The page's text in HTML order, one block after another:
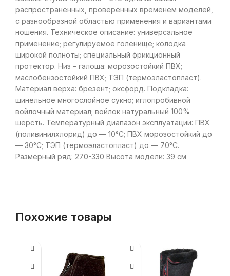
распространенных, проверенных временем моделей,
с разнообразной областью применения и вариантами
ношения. Техническое описание: универсальное
применение; регулируемое голенище; колодка
широкой полноты; специальный фрикционный
протектор. Низ – галоша: морозостойкий ПВХ;
маслобензостойкий ПВХ; ТЭП (термоэластопласт).
Материал верха: брезент; оксфорд. Подкладка:
шинельное многослойное сукно; иглопробивной
войлочный материал; войлок натуральный 100%
шерсть. Температурный диапазон эксплуатации: ПВХ
(поливинилхлорид) до — 10°С; ПВХ морозостойкий до
— 30°С; ТЭП (термоэластопласт) до — 70°С.
Размерный ряд: 270-330 Высота модели: 39 см
Похожие товары